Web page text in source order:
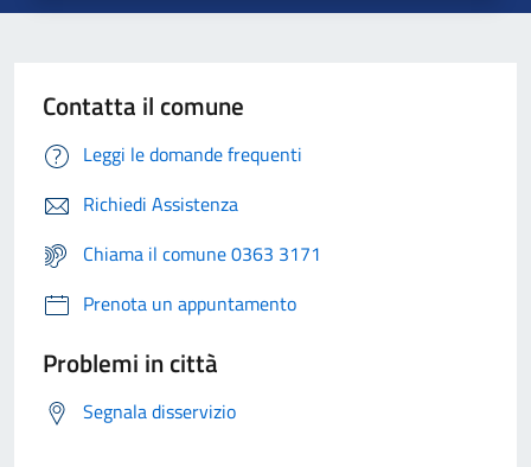
Contatta il comune
Leggi le domande frequenti
Richiedi Assistenza
Chiama il comune 0363 3171
Prenota un appuntamento
Problemi in città
Segnala disservizio